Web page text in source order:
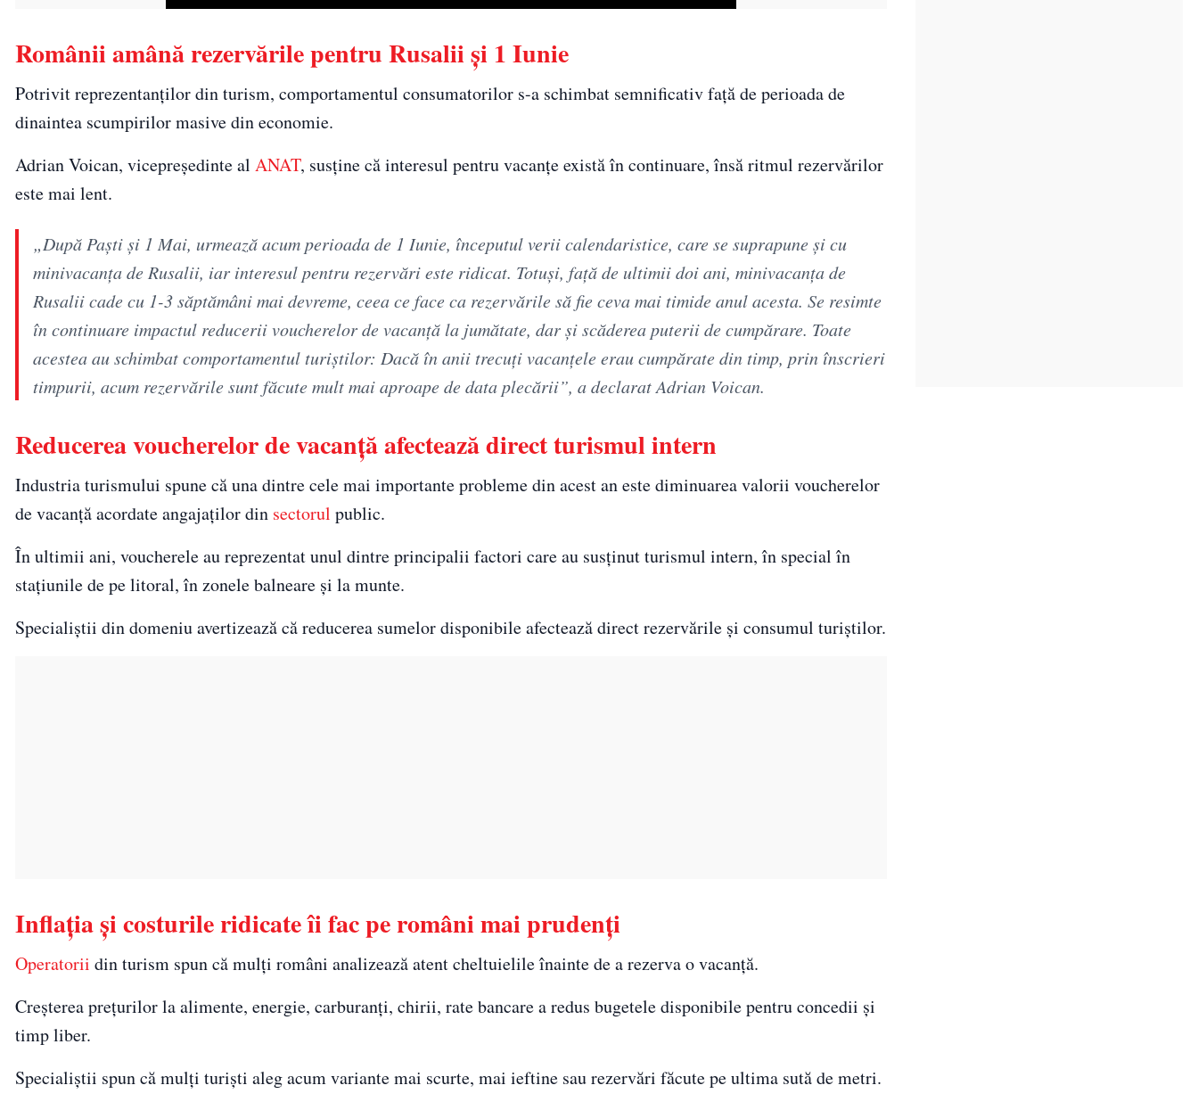
Românii amână rezervările pentru Rusalii și 1 Iunie
Potrivit reprezentanților din turism, comportamentul consumatorilor s-a schimbat semnificativ față de perioada de
dinaintea scumpirilor masive din economie.
Adrian Voican, vicepreședinte al ANAT, susține că interesul pentru vacanțe există în continuare, însă ritmul rezervărilor
este mai lent.
„După Paşti şi 1 Mai, urmează acum perioada de 1 Iunie, începutul verii calendaristice, care se suprapune şi cu
minivacanţa de Rusalii, iar interesul pentru rezervări este ridicat. Totuşi, faţă de ultimii doi ani, minivacanţa de
Rusalii cade cu 1-3 săptămâni mai devreme, ceea ce face ca rezervările să fie ceva mai timide anul acesta. Se resimte
în continuare impactul reducerii voucherelor de vacanţă la jumătate, dar şi scăderea puterii de cumpărare. Toate
acestea au schimbat comportamentul turiştilor: Dacă în anii trecuţi vacanţele erau cumpărate din timp, prin înscrieri
timpurii, acum rezervările sunt făcute mult mai aproape de data plecării”, a declarat Adrian Voican.
Reducerea voucherelor de vacanță afectează direct turismul intern
Industria turismului spune că una dintre cele mai importante probleme din acest an este diminuarea valorii voucherelor
de vacanță acordate angajaților din sectorul public.
În ultimii ani, voucherele au reprezentat unul dintre principalii factori care au susținut turismul intern, în special în
stațiunile de pe litoral, în zonele balneare și la munte.
Specialiștii din domeniu avertizează că reducerea sumelor disponibile afectează direct rezervările și consumul turiștilor.
Inflația și costurile ridicate îi fac pe români mai prudenți
Operatorii din turism spun că mulți români analizează atent cheltuielile înainte de a rezerva o vacanță.
Creșterea prețurilor la alimente, energie, carburanți, chirii, rate bancare a redus bugetele disponibile pentru concedii și
timp liber.
Specialiștii spun că mulți turiști aleg acum variante mai scurte, mai ieftine sau rezervări făcute pe ultima sută de metri.